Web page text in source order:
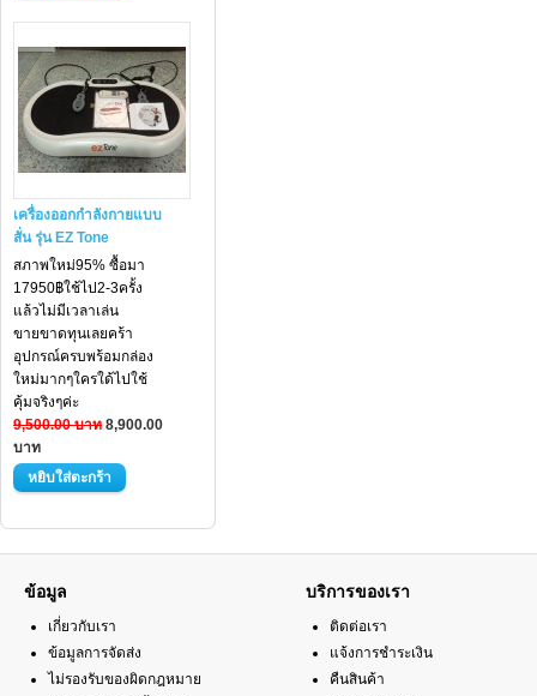
เครื่องออกกำลังกายแบบ
สั่น รุ่น EZ Tone
สภาพใหม่95% ซื้อมา
17950฿ใช้ไป2-3ครั้ง
แล้วไม่มีเวลาเล่น
ขายขาดทุนเลยคร้า
อุปกรณ์ครบพร้อมกล่อง
ใหม่มากๆใครใด้ไปใช้
คุ้มจริงๆค่ะ
9,500.00 บาท 8,900.00
บาท
ข้อมูล
เกี่ยวกับเรา
ข้อมูลการจัดส่ง
ไม่รองรับของผิดกฎหมาย
บริการของเรา
ติดต่อเรา
แจ้งการชำระเงิน
คืนสินค้า